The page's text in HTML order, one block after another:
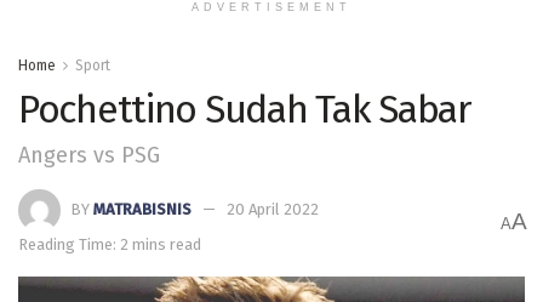
ADVERTISEMENT
Home Sport
Pochettino Sudah Tak Sabar
Angers vs PSG
BY MATRABISNIS
20 April 2022
Reading Time: 2 mins read
AA